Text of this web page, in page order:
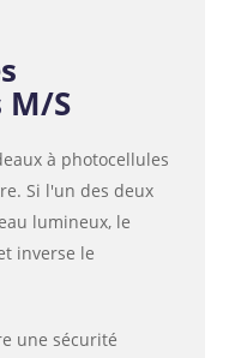
S
à photocellules
Si l'un des deux
lumineux, le
inverse le
une sécurité